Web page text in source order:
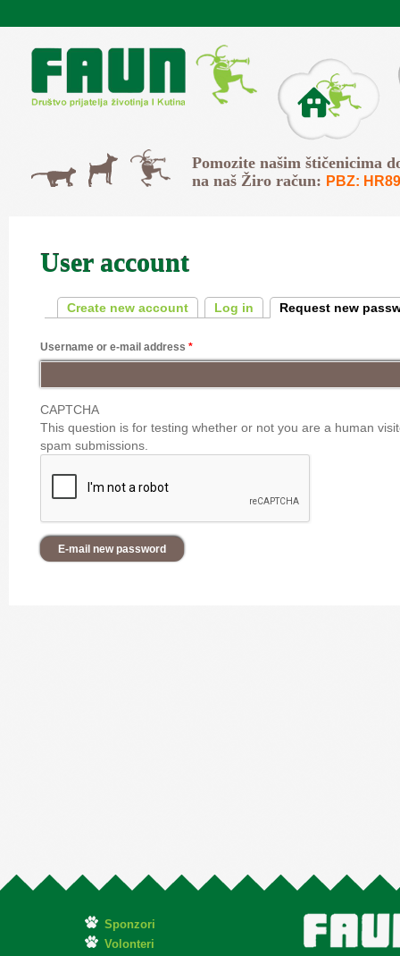
O Faunu
Mačke
Psi Svi
Pomozite našim štičenicima
na naš Žiro račun: PBZ:
User account
Primary tabs
Create new account Log in Request new
Username or e-mail address *
CAPTCHA
This question is for testing whether or not you are a human
spam submissions.
Sponzori
Volonteri